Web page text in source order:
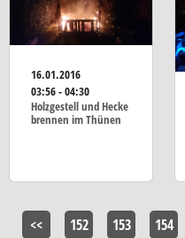
16.01.2016
03:56 - 04:30
Holzgestell und Hecke
brennen im Thünen
<< 152 153 154